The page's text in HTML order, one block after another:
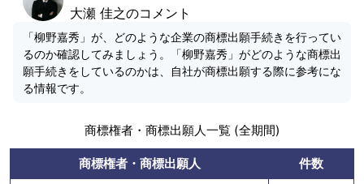
大瀬 佳之のコメント
「柳野嘉秀」が、どのような企業の商標出願手続きを行ってい
るのか確認してみましょう。「柳野嘉秀」がどのような商標出
願手続きをしているのかは、自社が商標出願する際に参考にな
る情報です。
商標権者・商標出願人一覧 (全期間)
商標権者・商標出願人
件数